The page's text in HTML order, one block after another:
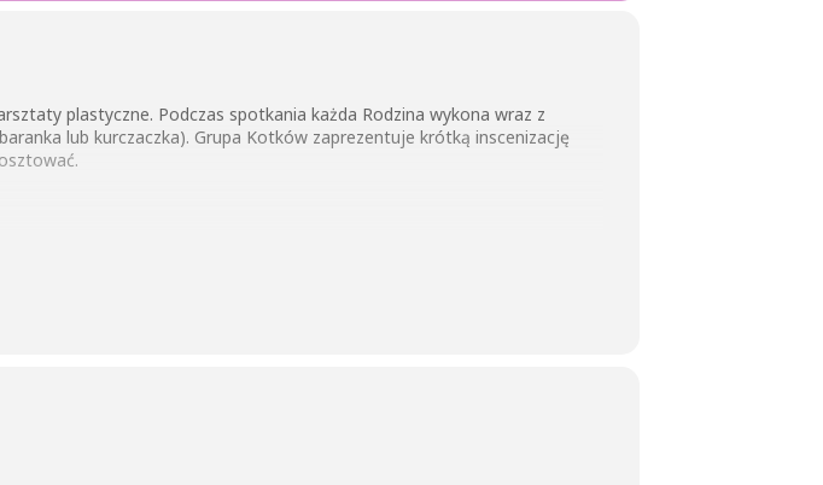
plastyczne. Podczas spotkania każda Rodzina wykona wraz z
lub kurczaczka). Grupa Kotków zaprezentuje krótką inscenizację